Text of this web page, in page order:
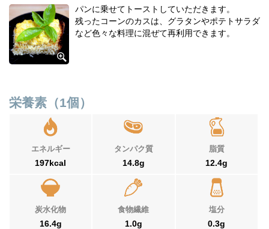
パンに乗せてトーストしていただきます。
残ったコーンのカスは、グラタンやポテトサラダ
など色々な料理に混ぜて再利用できます。
栄養素（1個）
エネルギー
197kcal
タンパク質
14.8g
脂質
12.4g
炭水化物
16.4g
食物繊維
1.0g
塩分
0.3g